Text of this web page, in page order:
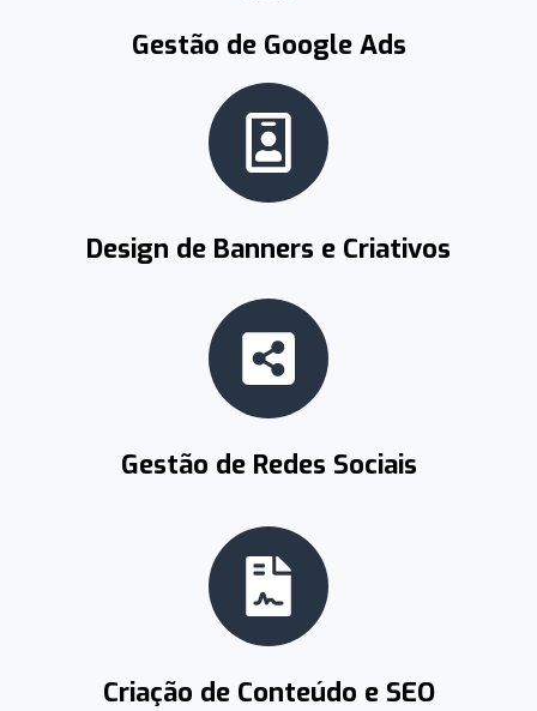
Gestão de Google Ads
Design de Banners e Criativos
Gestão de Redes Sociais
Criação de Conteúdo e SEO